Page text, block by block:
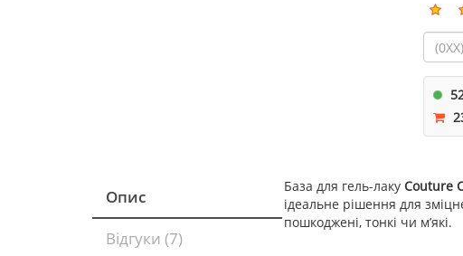
Опис
Відгуки (7)
База для гель-лаку Couture
ідеальне рішення для
пошкоджені, тонкі чи м’які.